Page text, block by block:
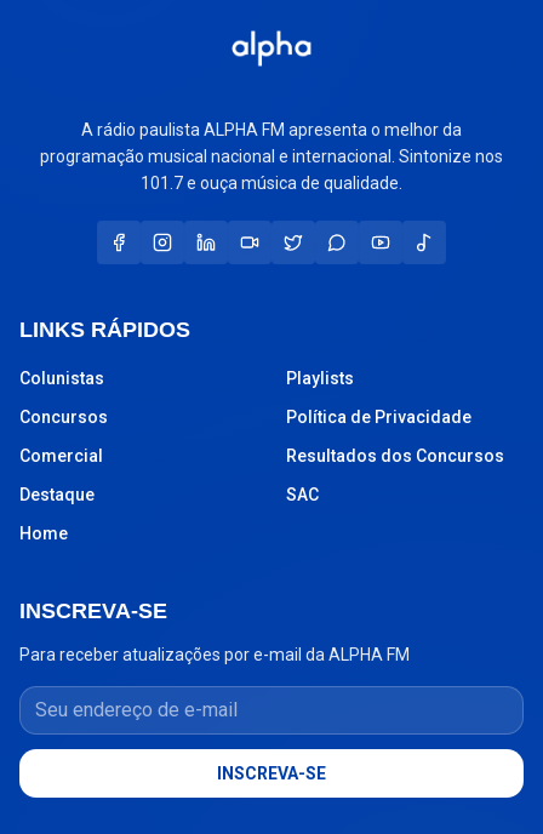
A rádio paulista ALPHA FM apresenta o melhor da
programação musical nacional e internacional. Sintonize nos
101.7 e ouça música de qualidade.
LINKS RÁPIDOS
Colunistas
Concursos
Comercial
Destaque
Home
Playlists
Política de Privacidade
Resultados dos Concursos
SAC
INSCREVA-SE
Para receber atualizações por e-mail da ALPHA FM
Seu endereço de e-mail
INSCREVA-SE